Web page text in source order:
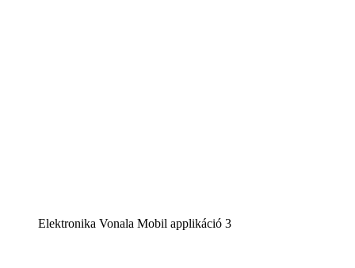
Elektronika Vonala Mobil applikáció 3